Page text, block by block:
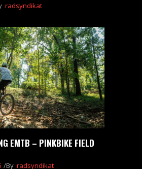
radsyndikat
EMTB – PINKBIKE FIELD
By radsyndikat